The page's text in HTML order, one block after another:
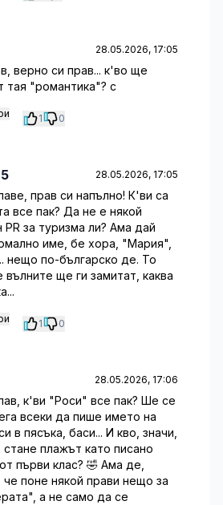
28.05.2026, 17:05
верно си прав... к'во ще
тая "романтика"? с
1 0
28.05.2026, 17:05
прав си напълно! К'ви са
все пак? Да не е някой
за туризма ли? Ама дай
име, бе хора, "Мария",
нещо по-българско де. То
вълните ще ги замитат, каква
1 0
28.05.2026, 17:06
к'ви "Роси" все пак? Ше се
всеки да пише името на
в пясъка, баси... И кво, значи,
плажът като писано
първи клас? 🤣 Ама де,
че поне някой прави нещо за
а не само да се